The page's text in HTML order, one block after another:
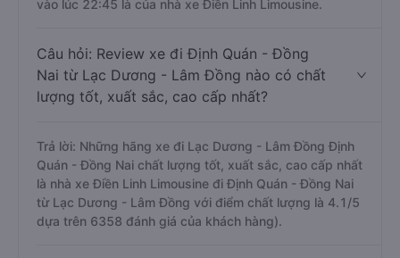
vào lúc 22:45 là của nhà xe Điền Linh Limousine.
Câu hỏi: Review xe đi Định Quán - Đồng
Nai từ Lạc Dương - Lâm Đồng nào có chất
lượng tốt, xuất sắc, cao cấp nhất?
Trả lời: Những hãng xe đi Lạc Dương - Lâm Đồng Định
Quán - Đồng Nai chất lượng tốt, xuất sắc, cao cấp nhất
là nhà xe Điền Linh Limousine đi Định Quán - Đồng Nai
từ Lạc Dương - Lâm Đồng với điểm chất lượng là 4.1/5
dựa trên 6358 đánh giá của khách hàng).